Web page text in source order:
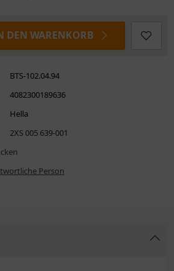
DEN WARENKORB
BTS-102.04.94
4082300189636
Hella
2XS 005 639-001
Person